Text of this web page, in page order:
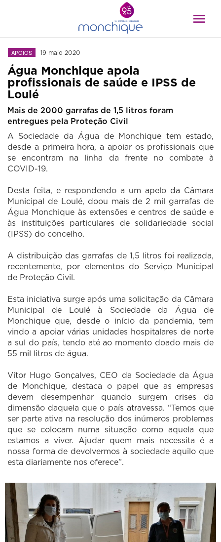
APOIOS 19 maio 2020
Água Monchique apoia
profissionais de saúde e IPSS de
Loulé
Mais de 2000 garrafas de 1,5 litros foram
entregues pela Proteção Civil
A Sociedade da Água de Monchique tem estado,
desde a primeira hora, a apoiar os profissionais que
se encontram na linha da frente no combate à
COVID-19.
Desta feita, e respondendo a um apelo da Câmara
Municipal de Loulé, doou mais de 2 mil garrafas de
Água Monchique às extensões e centros de saúde e
às instituições particulares de solidariedade social
(IPSS) do concelho.
A distribuição das garrafas de 1,5 litros foi realizada,
recentemente, por elementos do Serviço Municipal
de Proteção Civil.
Esta iniciativa surge após uma solicitação da Câmara
Municipal de Loulé à Sociedade da Água de
Monchique que, desde o início da pandemia, tem
vindo a apoiar várias unidades hospitalares de norte
a sul do país, tendo até ao momento doado mais de
55 mil litros de água.
Vítor Hugo Gonçalves, CEO da Sociedade da Água
de Monchique, destaca o papel que as empresas
devem desempenhar quando surgem crises da
dimensão daquela que o país atravessa. “Temos que
ser parte ativa na resolução dos inúmeros problemas
que se colocam numa situação como aquela que
estamos a viver. Ajudar quem mais necessita é a
nossa forma de devolvermos à sociedade aquilo que
esta diariamente nos oferece”.